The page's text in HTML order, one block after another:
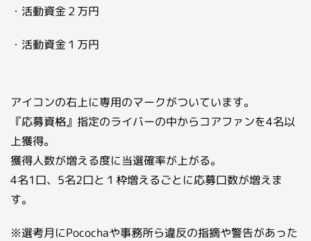
・活動資金２万円
・活動資金１万円
アイコンの右上に専用のマークがついています。
『応募資格』指定のライバーの中からコアファンを4名以
上獲得。
獲得人数が増える度に当選確率が上がる。
4名1口、5名2口と１枠増えるごとに応募口数が増えま
す。
※選考月にPocochaや事務所ら違反の指摘や警告があった